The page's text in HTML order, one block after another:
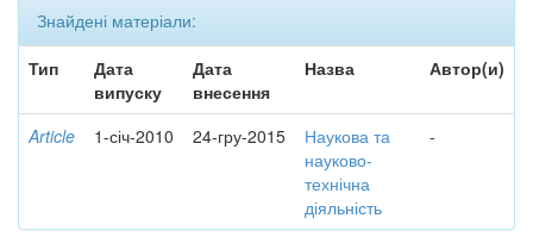
Знайдені матеріали:
Тип
Дата
випуску
Дата
внесення
Назва Автор(и)
Article 1-січ-2010 24-гру-2015
Наукова та
науково-
технічна
діяльність
-